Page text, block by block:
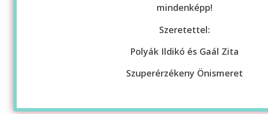
mindenképp!
Szeretettel:
Polyák Ildikó és Gaál Zita
Szuperérzékeny Önismeret